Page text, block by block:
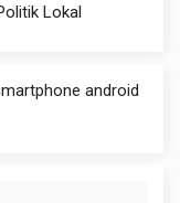
Lokal
android